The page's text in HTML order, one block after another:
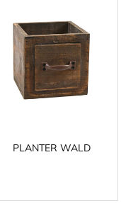
PLANTER WALD